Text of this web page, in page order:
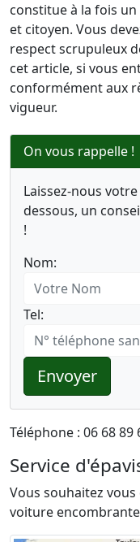
constitue à la fois
et citoyen. Vous
respect scrupuleux
cet article, si vous
conformément aux
vigueur.
On vous rappelle !
Laissez-nous
dessous, un
!
Nom:
Tel:
Envoyer
Téléphone : 06 68 89
Service
Vous souhaitez
voiture